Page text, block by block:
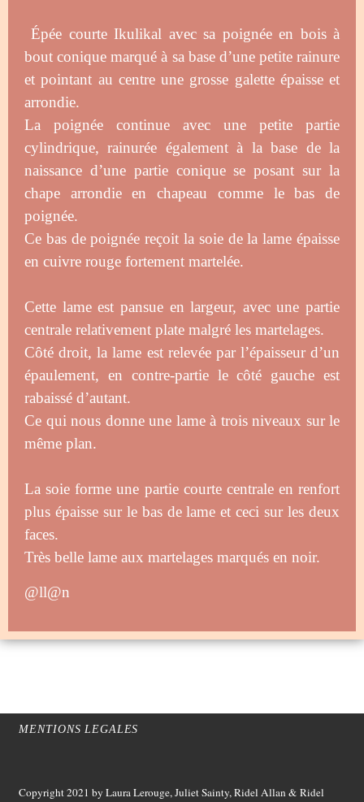
Épée courte Ikulikal avec sa poignée en bois à
bout conique marqué à sa base d’une petite rainure
et pointant au centre une grosse galette épaisse et
arrondie.
La poignée continue avec une petite partie
cylindrique,rainurée également à la base de la
naissance d’une partie conique se posant sur la
chape arrondie en chapeau comme le bas de
poignée.
Ce bas de poignée reçoit la soie de la lame épaisse
en cuivre rouge fortement martelée.
Cette lame est pansue en largeur, avec une partie
centrale relativement plate malgré les martelages.
Côté droit, la lame est relevée par l’épaisseur d’un
épaulement, en contre-partie le côté gauche est
rabaissé d’autant.
Ce qui nous donne une lame à trois niveaux sur le
même plan.
La soie forme une partie courte centrale en renfort
plus épaisse sur le bas de lame et ceci sur les deux
faces.
Très belle lame aux martelages marqués en noir.
@ll@n
MENTIONS LEGALES
Copyright 2021 by Laura Lerouge, Juliet Sainty, Ridel Allan &Ridel